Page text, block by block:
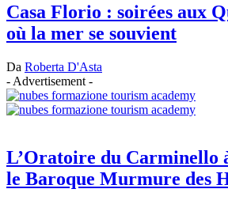
Casa Florio : soirées aux
où la mer se souvient
Da Roberta D'Asta
- Advertisement -
L’Oratoire du Carminello
le Baroque Murmure des